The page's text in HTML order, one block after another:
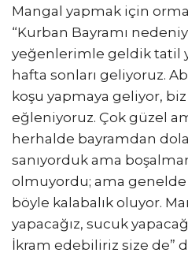
Mangal yapmak için
“Kurban Bayramı
yeğenlerimle geldik tatil
hafta sonları geliyoruz.
koşu yapmaya geliyor, biz
eğleniyoruz. Çok güzel
herhalde bayramdan
sanıyorduk ama
olmuyordu; ama genelde
böyle kalabalık oluyor.
yapacağız, sucuk
İkram edebiliriz size de”